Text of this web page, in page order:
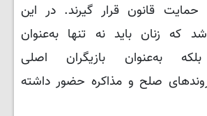
قانون قرار گیرند. در این
که زنان باید نه تنها به‌عنوان
بلکه به‌عنوان بازیگران اصلی
صلح و مذاکره حضور داشته